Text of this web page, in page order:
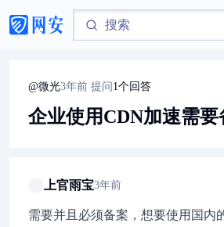
@微光3年前 提问 1个回答
企业使用CDN加速需要
上官雨宝3年前
需要并且必须备案，想要使用国内